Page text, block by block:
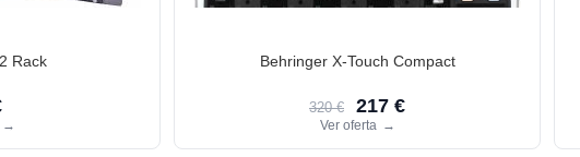
Rack
→
Behringer X-Touch Compact
320 € 217 €
Ver oferta →